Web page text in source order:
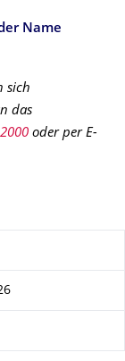
Name
sich
das
oder per E-